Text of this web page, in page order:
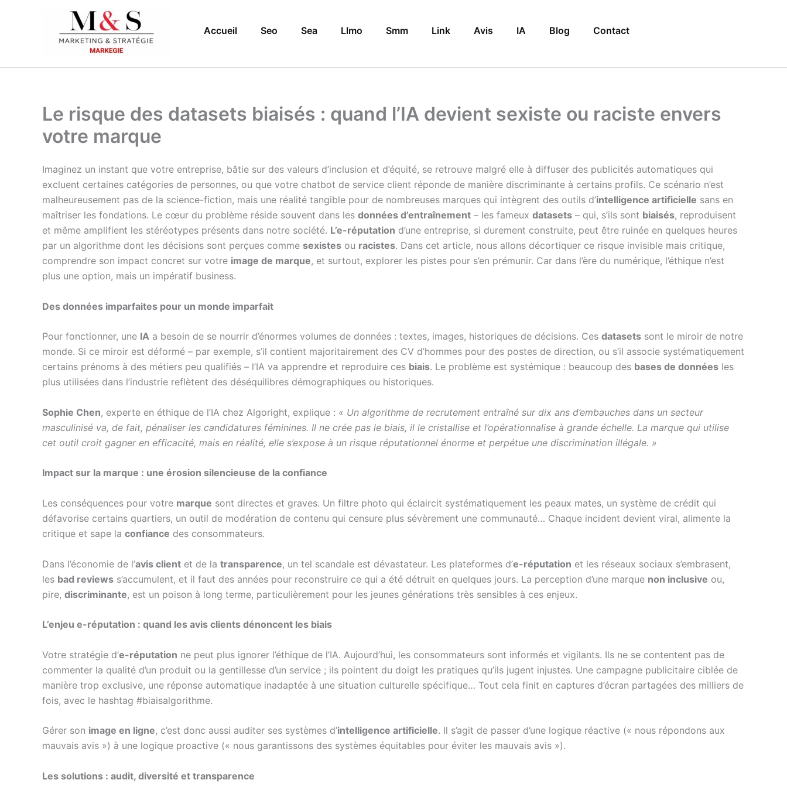
Accueil Seo Sea Llmo Smm Link Avis IA Blog Contact
Le risque des datasets biaisés : quand l’IA devient sexiste ou raciste envers
votre marque
Imaginez un instant que votre entreprise, bâtie sur des valeurs d’inclusion et d’équité, se retrouve malgré elle à diffuser des publicités automatiques qui
excluent certaines catégories de personnes, ou que votre chatbot de service client réponde de manière discriminante à certains profils. Ce scénario n’est
malheureusement pas de la science-fiction, mais une réalité tangible pour de nombreuses marques qui intègrent des outils d’intelligence artificielle sans en
maîtriser les fondations. Le cœur du problème réside souvent dans les données d’entraînement – les fameux datasets – qui, s’ils sont biaisés, reproduisent
et même amplifient les stéréotypes présents dans notre société. L’e-réputation d’une entreprise, si durement construite, peut être ruinée en quelques heures
par un algorithme dont les décisions sont perçues comme sexistes ou racistes. Dans cet article, nous allons décortiquer ce risque invisible mais critique,
comprendre son impact concret sur votre image de marque, et surtout, explorer les pistes pour s’en prémunir. Car dans l’ère du numérique, l’éthique n’est
plus une option, mais un impératif business.
Des données imparfaites pour un monde imparfait
Pour fonctionner, une IA a besoin de se nourrir d’énormes volumes de données : textes, images, historiques de décisions. Ces datasets sont le miroir de notre
monde. Si ce miroir est déformé – par exemple, s’il contient majoritairement des CV d’hommes pour des postes de direction, ou s’il associe systématiquement
certains prénoms à des métiers peu qualifiés – l’IA va apprendre et reproduire ces biais. Le problème est systémique : beaucoup des bases de données les
plus utilisées dans l’industrie reflètent des déséquilibres démographiques ou historiques.
Sophie Chen, experte en éthique de l’IA chez Algoright, explique : « Un algorithme de recrutement entraîné sur dix ans d’embauches dans un secteur
masculinisé va, de fait, pénaliser les candidatures féminines. Il ne crée pas le biais, il le cristallise et l’opérationnalise à grande échelle. La marque qui utilise
cet outil croit gagner en efficacité, mais en réalité, elle s’expose à un risque réputationnel énorme et perpétue une discrimination illégale. »
Impact sur la marque : une érosion silencieuse de la confiance
Les conséquences pour votre marque sont directes et graves. Un filtre photo qui éclaircit systématiquement les peaux mates, un système de crédit qui
défavorise certains quartiers, un outil de modération de contenu qui censure plus sévèrement une communauté… Chaque incident devient viral, alimente la
critique et sape la confiance des consommateurs.
Dans l’économie de l’avis client et de la transparence, un tel scandale est dévastateur. Les plateformes d’e-réputation et les réseaux sociaux s’embrasent,
les bad reviews s’accumulent, et il faut des années pour reconstruire ce qui a été détruit en quelques jours. La perception d’une marque non inclusive ou,
pire, discriminante, est un poison à long terme, particulièrement pour les jeunes générations très sensibles à ces enjeux.
L’enjeu e-réputation : quand les avis clients dénoncent les biais
Votre stratégie d’e-réputation ne peut plus ignorer l’éthique de l’IA. Aujourd’hui, les consommateurs sont informés et vigilants. Ils ne se contentent pas de
commenter la qualité d’un produit ou la gentillesse d’un service ; ils pointent du doigt les pratiques qu’ils jugent injustes. Une campagne publicitaire ciblée de
manière trop exclusive, une réponse automatique inadaptée à une situation culturelle spécifique… Tout cela finit en captures d’écran partagées des milliers de
fois, avec le hashtag #biaisalgorithme.
Gérer son image en ligne, c’est donc aussi auditer ses systèmes d’intelligence artificielle. Il s’agit de passer d’une logique réactive (« nous répondons aux
mauvais avis ») à une logique proactive (« nous garantissons des systèmes équitables pour éviter les mauvais avis »).
Les solutions : audit, diversité et transparence